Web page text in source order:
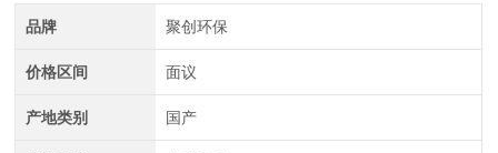
品牌 聚创环保
价格区间 面议
产地类别 国产